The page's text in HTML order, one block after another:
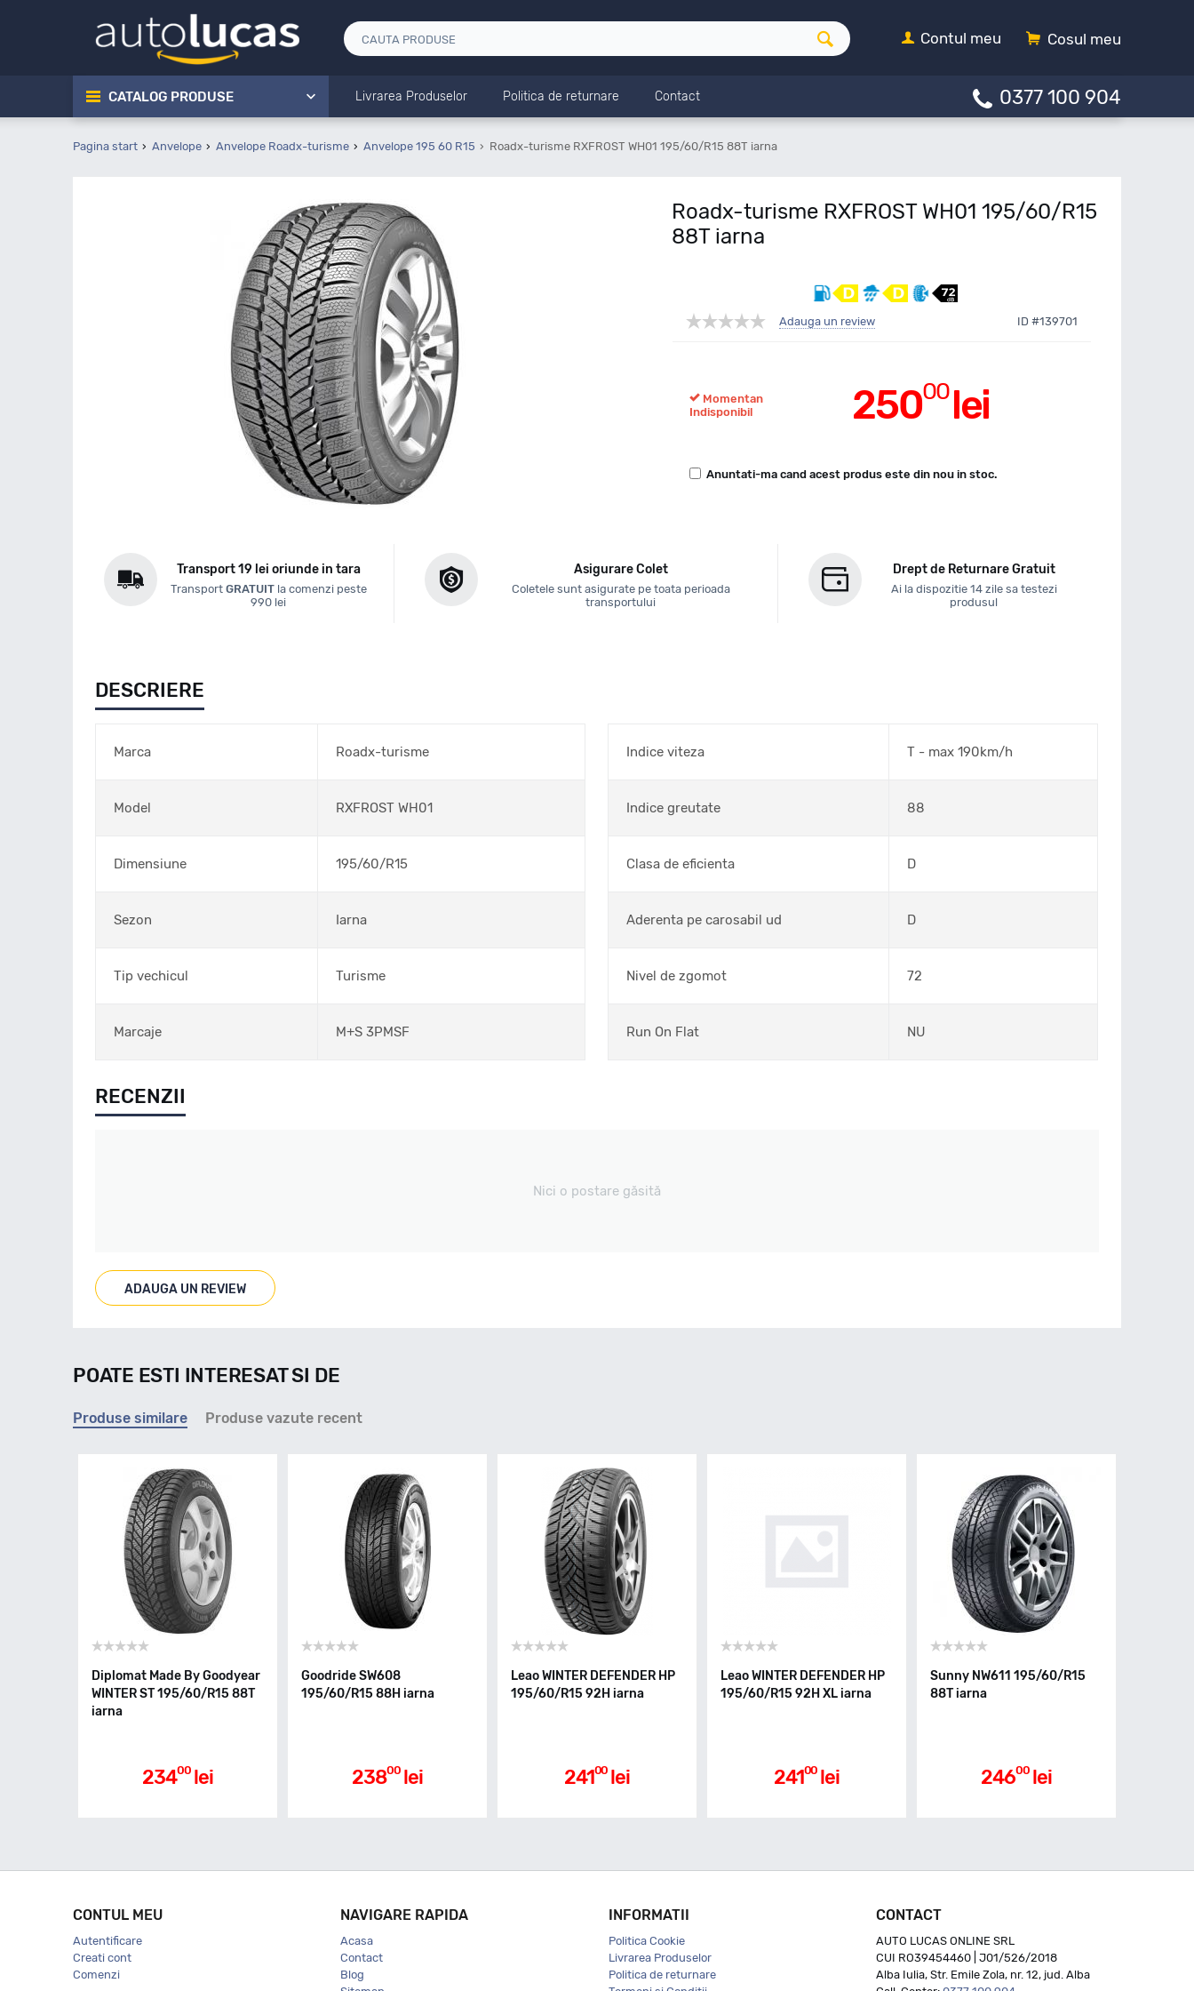
Cosul meu
Contul meu
CATALOG PRODUSE Livrarea Produselor Politica de returnare Contact 0377 100 904
Pagina start Anvelope Anvelope Roadx-turisme Anvelope 195 60 R15 Roadx-turisme RXFROST WH01 195/60/R15 88T iarna
Roadx-turisme RXFROST WH01 195/60/R15
88T iarna
Adauga un review ID #139701
25000lei
Momentan
Indisponibil
Anuntati-ma cand acest produs este din nou in stoc.
Transport 19 lei oriunde in tara
Transport GRATUITla comenzi peste
990 lei
Asigurare Colet
Coletele sunt asigurate pe toata perioada
transportului
Drept de Returnare Gratuit
Ai la dispozitie 14 zile sa testezi
produsul
DESCRIERE
Marca Roadx-turisme
Model RXFROST WH01
Dimensiune 195/60/R15
Sezon Iarna
Tip vechicul Turisme
Marcaje M+S 3PMSF
Indice viteza T - max 190km/h
Indice greutate 88
Clasa de eficienta D
Aderenta pe carosabil ud D
Nivel de zgomot 72
Run On Flat NU
RECENZII
Nici o postare găsită
ADAUGA UN REVIEW
POATE ESTI INTERESAT SI DE
Produse similare Produse vazute recent
Diplomat Made By Goodyear
WINTER ST 195/60/R15 88T
iarna
23400 lei
Goodride SW608
195/60/R15 88H iarna
23800 lei
Leao WINTER DEFENDER HP
195/60/R15 92H iarna
24100 lei
Leao WINTER DEFENDER HP
195/60/R15 92H XL iarna
24100 lei
Sunny NW611 195/60/R15
88T iarna
24600 lei
CONTUL MEU
Autentificare
Creati cont
Comenzi
NAVIGARE RAPIDA
Acasa
Contact
Blog
INFORMATII
Politica Cookie
Livrarea Produselor
Politica de returnare
CONTACT
AUTO LUCAS ONLINE SRL
CUI RO39454460 | J01/526/2018
Alba Iulia, Str. Emile Zola, nr. 12, jud. Alba